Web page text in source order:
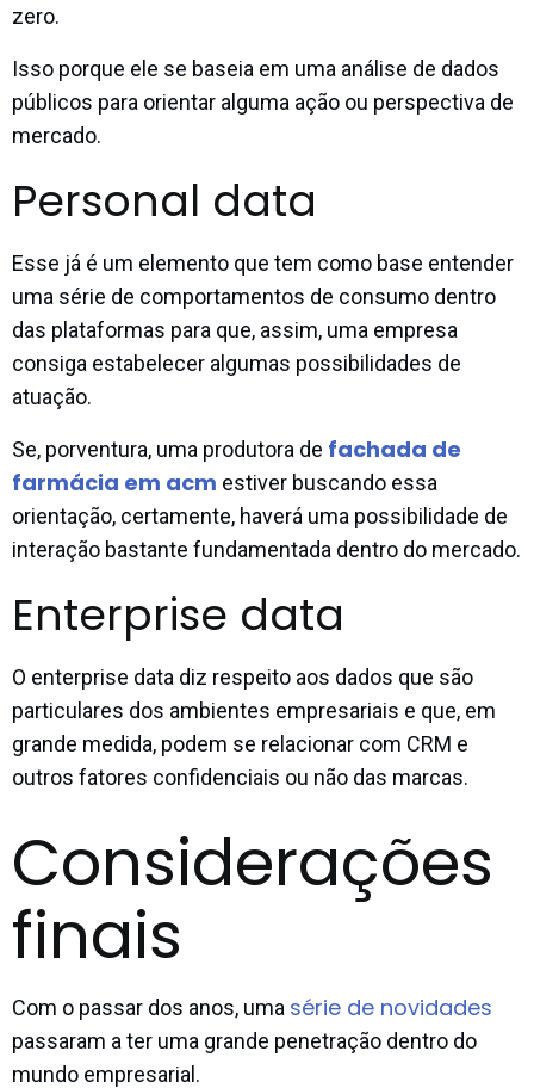
zero.
Isso porque ele se baseia em uma análise de dados
públicos para orientar alguma ação ou perspectiva de
mercado.
Personal data
Esse já é um elemento que tem como base entender
uma série de comportamentos de consumo dentro
das plataformas para que, assim, uma empresa
consiga estabelecer algumas possibilidades de
atuação.
Se, porventura, uma produtora de fachada de
farmácia em acm estiver buscando essa
orientação, certamente, haverá uma possibilidade de
interação bastante fundamentada dentro do mercado.
Enterprise data
O enterprise data diz respeito aos dados que são
particulares dos ambientes empresariais e que, em
grande medida, podem se relacionar com CRM e
outros fatores confidenciais ou não das marcas.
Considerações
finais
Com o passar dos anos, uma série de novidades
passaram a ter uma grande penetração dentro do
mundo empresarial.